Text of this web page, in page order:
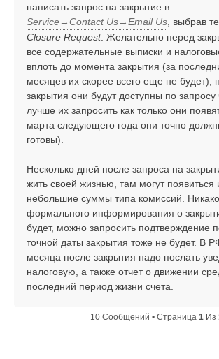
и
е
написать запрос на закрытие в
Service→Contact Us→Email Us , выбрав
Closure Request. Желательно перед
все содержательные выписки и
вплоть до момента закрытия (за
месяцев их скорее всего еще не будет),
закрытия они будут доступны по
лучше их запросить как только они
марта следующего года они точно
готовы).
Несколько дней после запроса на
жить своей жизнью, там могут появиться
небольшие суммы типа комиссий.
формального информирования о
будет, можно запросить подтверждение
точной даты закрытия тоже не будет. В
месяца после закрытия надо послать
налоговую, а также отчет о движении
последний период жизни счета.
10 Сообщений • Страница 1 Из